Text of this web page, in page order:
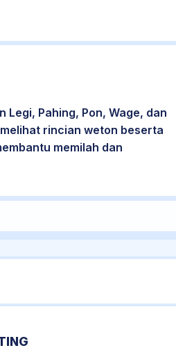
Pahing, Pon, Wage, dan
rincian weton beserta
memilah dan